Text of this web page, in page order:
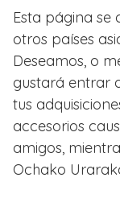
Esta página
otros países
Deseamos, o
gustará entrar
tus
accesorios
amigos,
Ochako